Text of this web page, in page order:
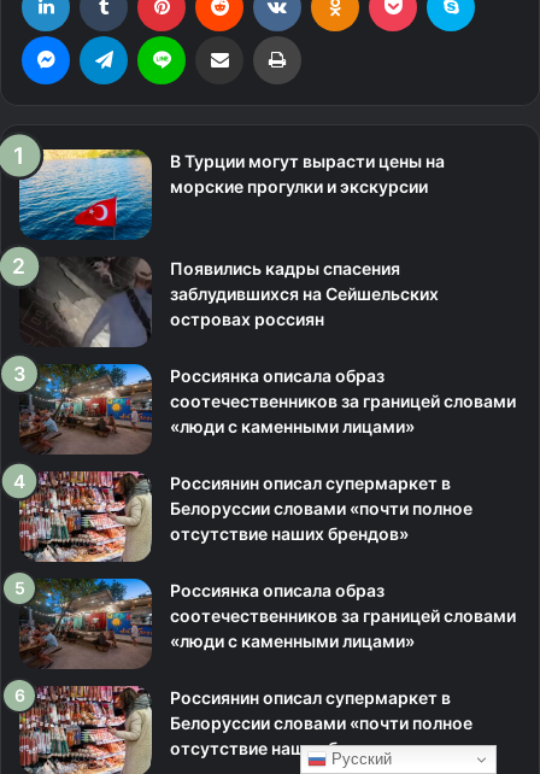
В Турции могут вырасти цены на
морские прогулки и экскурсии
Появились кадры спасения
заблудившихся на Сейшельских
островах россиян
Россиянка описала образ
соотечественников за границей словами
«люди с каменными лицами»
Россиянин описал супермаркет в
Белоруссии словами «почти полное
отсутствие наших брендов»
Россиянка описала образ
соотечественников за границей словами
«люди с каменными лицами»
Россиянин описал супермаркет в
Белоруссии словами «почти полное
отсутствие наших брендов»
Русский